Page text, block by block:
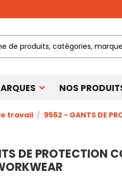
NOS
travail
9562 - GANTS DE
DE PROTECTION